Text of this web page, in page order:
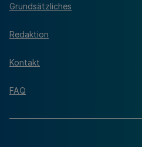
Grundsätzliches
Redaktion
Kontakt
FAQ